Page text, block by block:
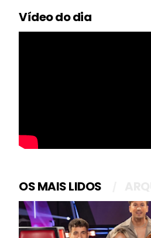
Vídeo do dia
OS MAIS LIDOS